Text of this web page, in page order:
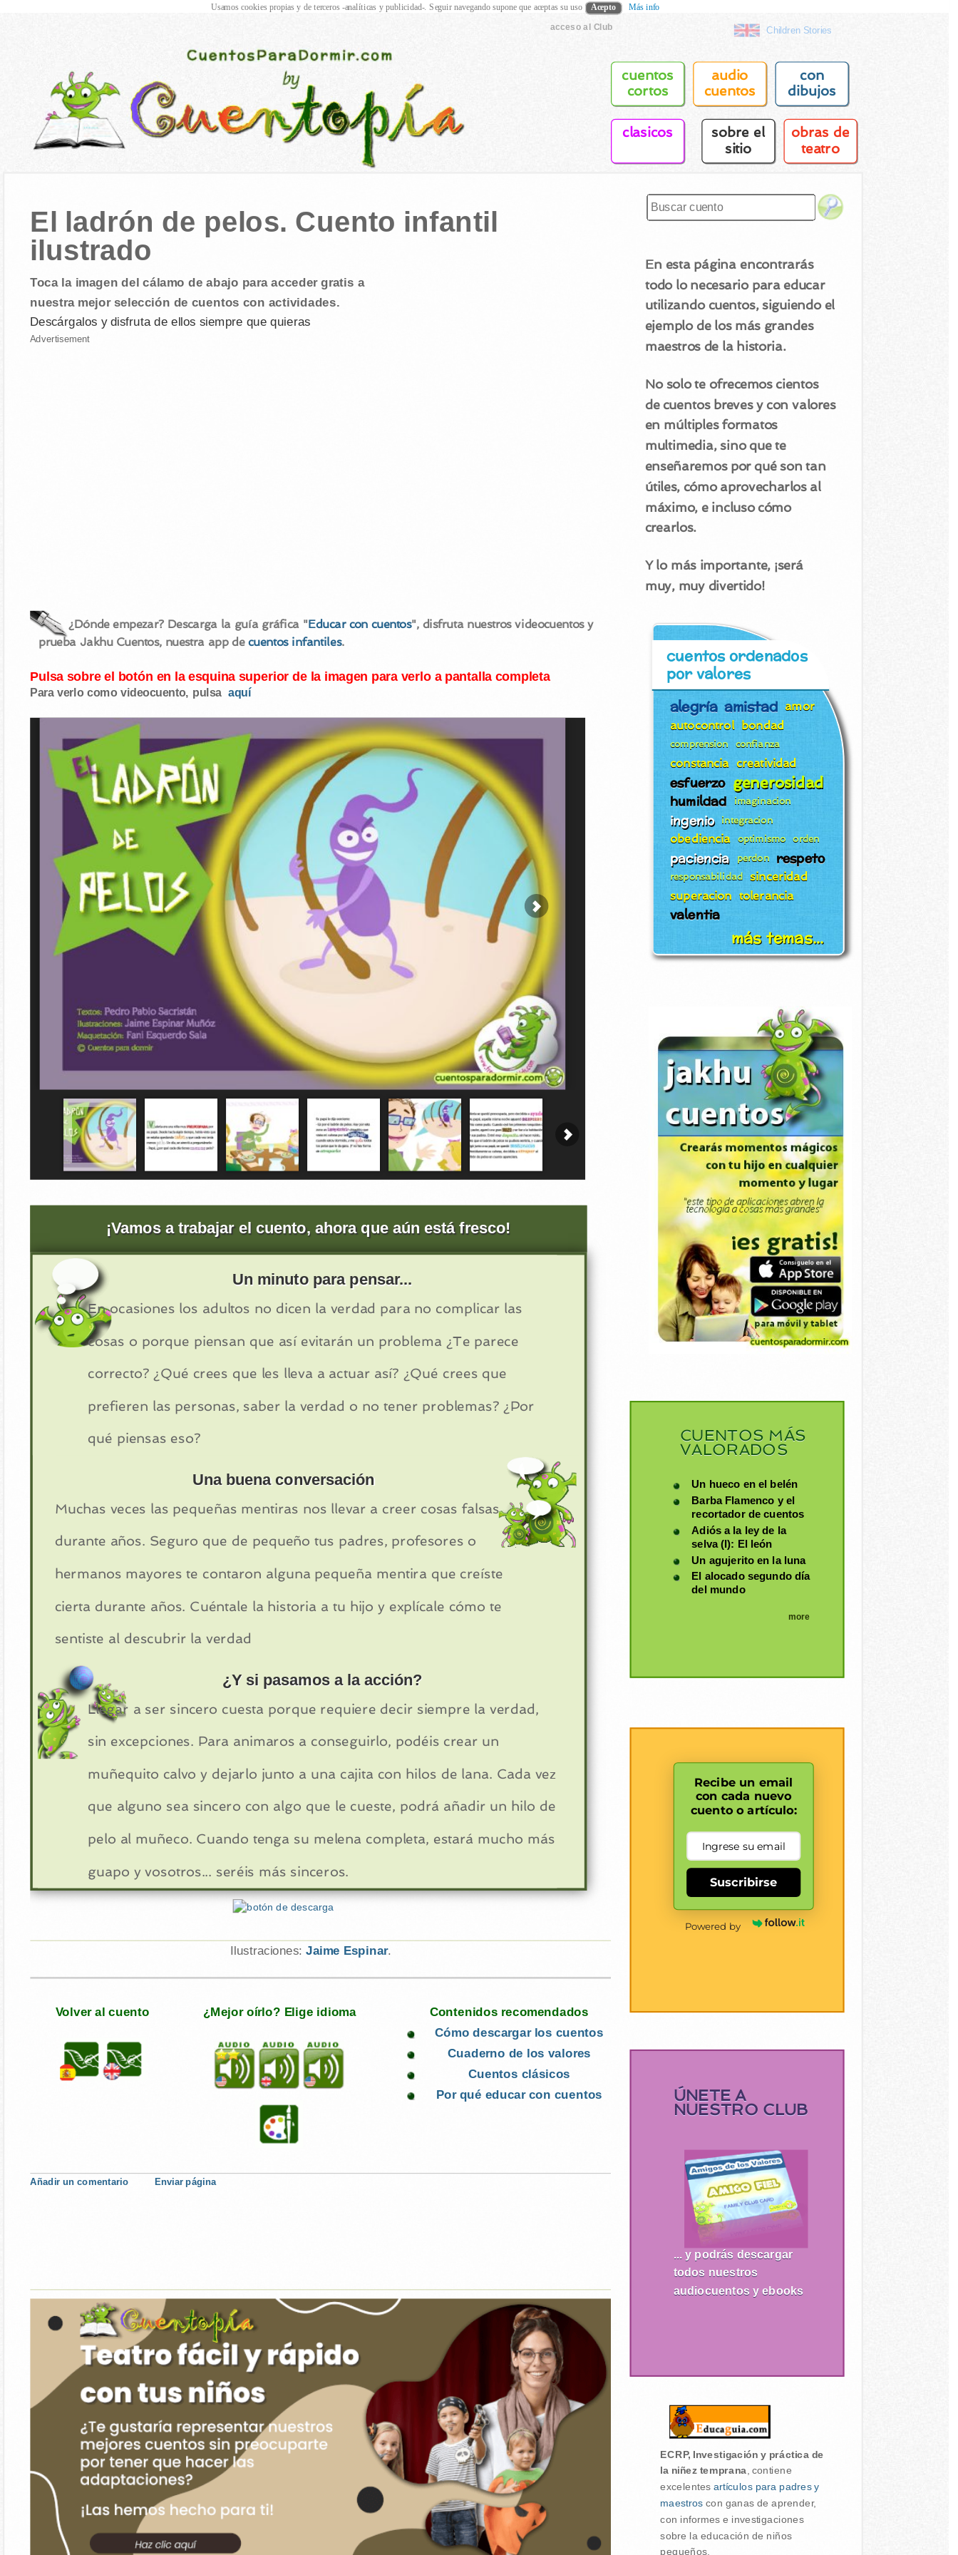
acceso al Club Children Stories
cuentos
cortos
audio
cuentos
con
dibujos
clasicos sobre el
sitio
obras de
teatro
El ladrón de pelos. Cuento infantil
ilustrado
Toca la imagen del cálamo de abajo para acceder gratis a
nuestra mejor selección de cuentos con actividades.
Descárgalos y disfruta de ellos siempre que quieras
Advertisement
¿Dónde empezar? Descarga la guía gráfica "Educar con cuentos", disfruta nuestros videocuentos y
prueba Jakhu Cuentos, nuestra app de cuentos infantiles.
Pulsa sobre el botón en la esquina superior de la imagen para verlo a pantalla completa
Para verlo como videocuento, pulsaaquí
¡Vamos a trabajar el cuento, ahora que aún está fresco!
Un minuto para pensar...
En ocasiones los adultos no dicen la verdad para no complicar las
cosas o porque piensan que así evitarán un problema ¿Te parece
correcto? ¿Qué crees que les lleva a actuar así? ¿Qué crees que
prefieren las personas, saber la verdad o no tener problemas? ¿Por
qué piensas eso?
Una buena conversación
Muchas veces las pequeñas mentiras nos llevar a creer cosas falsas
durante años. Seguro que de pequeño tus padres, profesores o
hermanos mayores te contaron alguna pequeña mentira que creíste
cierta durante años. Cuéntale la historia a tu hijo y explícale cómo te
sentiste al descubrir la verdad
¿Y si pasamos a la acción?
Llegar a ser sincero cuesta porque requiere decir siempre la verdad,
sin excepciones. Para animaros a conseguirlo, podéis crear un
muñequito calvo y dejarlo junto a una cajita con hilos de lana. Cada vez
que alguno sea sincero con algo que le cueste, podrá añadir un hilo de
pelo al muñeco. Cuando tenga su melena completa, estará mucho más
guapo y vosotros... seréis más sinceros.
Ilustraciones: Jaime Espinar.
Volver al cuento ¿Mejor oírlo? Elige idioma
Contenidos recomendados
Cómo descargar los cuentos
Cuaderno de los valores
Cuentos clásicos
Por qué educar con cuentos
Añadir un comentario Enviar página
En esta página encontrarás
todo lo necesario para educar
utilizando cuentos, siguiendo el
ejemplo de los más grandes
maestros de la historia.
No solo te ofrecemos cientos
de cuentos breves y con valores
en múltiples formatos
multimedia, sino que te
enseñaremos por qué son tan
útiles, cómo aprovecharlos al
máximo, e incluso cómo
crearlos.
Y lo más importante, ¡será
muy, muy divertido!
cuentos ordenados
por valores
alegría amistad amor
autocontrol bondad
comprension confianza
constancia creatividad
esfuerzo generosidad
humildad imaginacion
ingenio integracion
obediencia optimismo orden
paciencia perdon respeto
responsabilidad sinceridad
superacion tolerancia
valentia
más temas...
CUENTOS MÁS
VALORADOS
Un hueco en el belén
Barba Flamenco y el
recortador de cuentos
Adiós a la ley de la
selva (I): El león
Un agujerito en la luna
El alocado segundo día
del mundo
more
Recibe un email
con cada nuevo
cuento o artículo:
Suscribirse
Powered by
ÚNETE A
NUESTRO CLUB
... y podrás descargar
todos nuestros
audiocuentos y ebooks
ECRP, Investigación y práctica de
la niñez temprana, contiene
excelentes artículos para padres y
maestros con ganas de aprender,
con informes e investigaciones
sobre la educación de niños
pequeños.
Usamos cookies propias y de terceros -analíticas y publicidad-. Seguir navegando supone que aceptas su uso Acepto Más info